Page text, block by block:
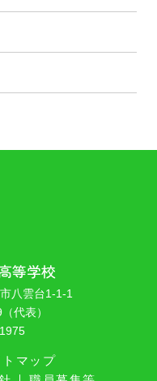
等学校
八雲台1-1-1
代表）
マップ